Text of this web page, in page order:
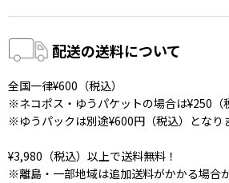
配送の送料について
全国一律¥600（税込）
※ネコポス・ゆうパケットの場合は¥250（
※ゆうパックは別途¥600円（税込）となり
¥3,980（税込）以上で送料無料！
※離島・一部地域は追加送料がかかる場合